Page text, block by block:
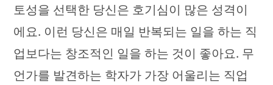
토성을 선택한 당신은 호기심이 많은 성격이
에요. 이런 당신은 매일 반복되는 일을 하는 직
업보다는 창조적인 일을 하는 것이 좋아요. 무
언가를 발견하는 학자가 가장 어울리는 직업